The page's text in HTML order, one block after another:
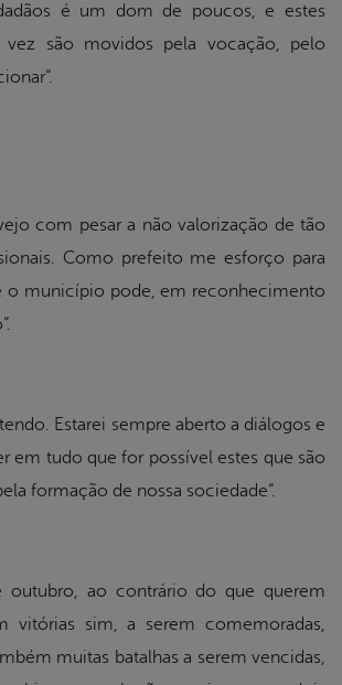
é um dom de poucos, e estes
são movidos pela vocação, pelo
com pesar a não valorização de tão
Como prefeito me esforço para
o município pode, em reconhecimento
Estarei sempre aberto a diálogos e
em tudo que for possível estes que são
formação de nossa sociedade”.
outubro, ao contrário do que querem
vitórias sim, a serem comemoradas,
muitas batalhas a serem vencidas,